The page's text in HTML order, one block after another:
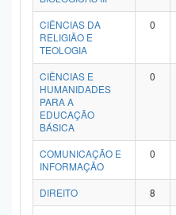
CIÊNCIAS DA
RELIGIÃO E
TEOLOGIA
0
CIÊNCIAS E
HUMANIDADES
PARA A
EDUCAÇÃO
BÁSICA
0
COMUNICAÇÃO E
INFORMAÇÃO
0
DIREITO 8